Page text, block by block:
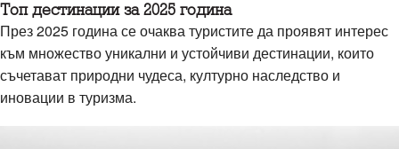
Топ дестинации за 2025 година
През 2025 година се очаква туристите да проявят интерес
към множество уникални и устойчиви дестинации, които
съчетават природни чудеса, културно наследство и
иновации в туризма.